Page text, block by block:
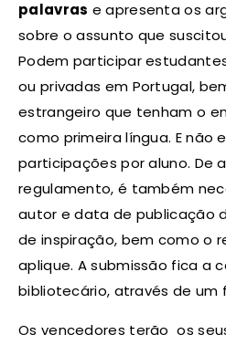
palavras e apresenta os
sobre o assunto que
Podem participar
ou privadas em Portugal,
estrangeiro que tenham o
como primeira língua. E não
participações por aluno. De
regulamento, é também
autor e data de publicação
de inspiração, bem como o
aplique. A submissão fica a
bibliotecário, através de um
Os vencedores terão os